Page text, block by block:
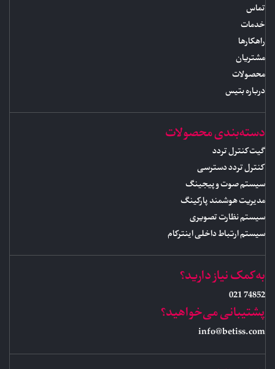
تماس
خدمات
راهکارها
مشتریان
محصولات
درباره بتیس
دسته‌بندی محصولات
گیت کنترل تردد
کنترل تردد دسترسی
سیستم صوت و پیجینگ
مدیریت هوشمند پارکینگ
سیستم نظارت تصویری
سیستم ارتباط داخلی اینترکام
به کمک نیاز دارید؟
74852 021
پشتیبانی می‌خواهید؟
info@betiss.com